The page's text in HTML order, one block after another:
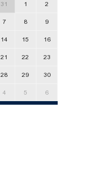
31 1 2
7 8 9
14 15 16
21 22 23
28 29 30
4 5 6